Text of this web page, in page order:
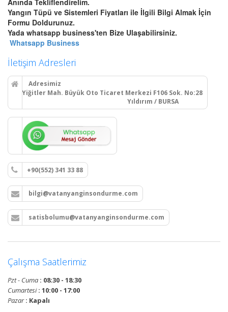
Yangın Tüpü ve Sistemleri Fiyatları ile İlgili Bilgi Almak İçin
Formu Doldurunuz.
Yada whatsapp business'ten Bize Ulaşabilirsiniz.
Whatsapp Business
İletişim Adresleri
Adresimiz
Yiğitler Mah. Büyük Oto Ticaret Merkezi F106 Sok. No:28
Yıldırım / BURSA
+90(552) 341 33 88
bilgi@vatanyanginsondurme.com
satisbolumu@vatanyanginsondurme.com
Çalışma Saatlerimiz
Pzt - Cuma : 08:30 - 18:30
Cumartesi: 10:00 - 17:00
Pazar: Kapalı